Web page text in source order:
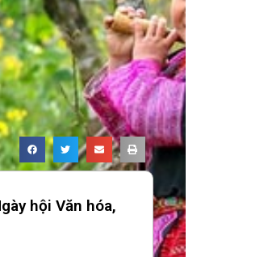
hội Văn hóa,